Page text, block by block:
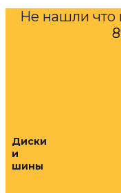
Не нашли что
Диски
и
шины